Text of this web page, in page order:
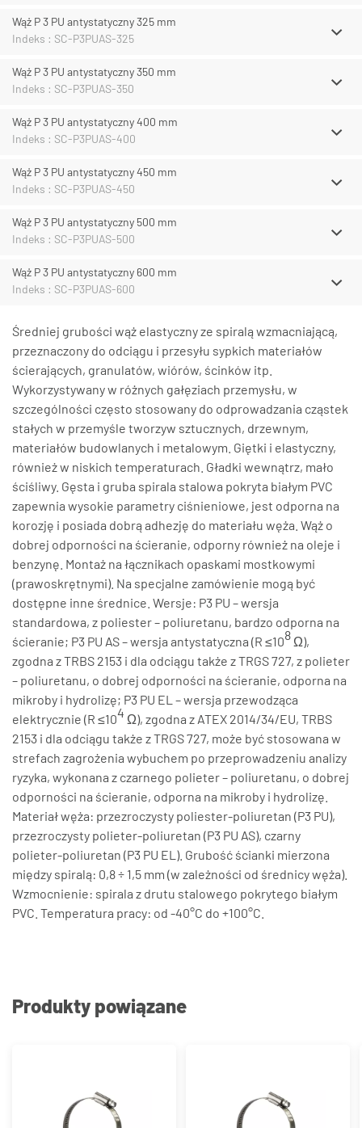
Wąż P 3 PU antystatyczny 325 mm
Indeks : SC-P3PUAS-325
Wąż P 3 PU antystatyczny 350 mm
Indeks : SC-P3PUAS-350
Wąż P 3 PU antystatyczny 400 mm
Indeks : SC-P3PUAS-400
Wąż P 3 PU antystatyczny 450 mm
Indeks : SC-P3PUAS-450
Wąż P 3 PU antystatyczny 500 mm
Indeks : SC-P3PUAS-500
Wąż P 3 PU antystatyczny 600 mm
Indeks : SC-P3PUAS-600
Średniej grubości wąż elastyczny ze spiralą wzmacniającą,
przeznaczony do odciągu i przesyłu sypkich materiałów
ścierających, granulatów, wiórów, ścinków itp.
Wykorzystywany w różnych gałęziach przemysłu, w
szczególności często stosowany do odprowadzania cząstek
stałych w przemyśle tworzyw sztucznych, drzewnym,
materiałów budowlanych i metalowym. Giętki i elastyczny,
również w niskich temperaturach. Gładki wewnątrz, mało
ściśliwy. Gęsta i gruba spirala stalowa pokryta białym PVC
zapewnia wysokie parametry ciśnieniowe, jest odporna na
korozję i posiada dobrą adhezję do materiału węża. Wąż o
dobrej odporności na ścieranie, odporny również na oleje i
benzynę. Montaż na łącznikach opaskami mostkowymi
(prawoskrętnymi). Na specjalne zamówienie mogą być
dostępne inne średnice. Wersje: P3 PU – wersja
standardowa, z poliester – poliuretanu, bardzo odporna na
ścieranie; P3 PU AS – wersja antystatyczna (R ≤108 Ω),
zgodna z TRBS 2153 i dla odciągu także z TRGS 727, z polieter
– poliuretanu, o dobrej odporności na ścieranie, odporna na
mikroby i hydrolizę; P3 PU EL – wersja przewodząca
elektrycznie (R ≤104 Ω), zgodna z ATEX 2014/34/EU, TRBS
2153 i dla odciągu także z TRGS 727, może być stosowana w
strefach zagrożenia wybuchem po przeprowadzeniu analizy
ryzyka, wykonana z czarnego polieter – poliuretanu, o dobrej
odporności na ścieranie, odporna na mikroby i hydrolizę.
Materiał węża: przezroczysty poliester-poliuretan (P3 PU),
przezroczysty polieter-poliuretan (P3 PU AS), czarny
polieter-poliuretan (P3 PU EL). Grubość ścianki mierzona
między spiralą: 0,8 ÷ 1,5 mm (w zależności od średnicy węża).
Wzmocnienie: spirala z drutu stalowego pokrytego białym
PVC. Temperatura pracy: od -40°C do +100°C.
Produkty powiązane